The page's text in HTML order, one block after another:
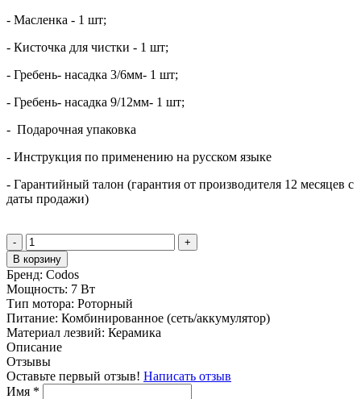
- Масленка - 1 шт;
- Кисточка для чистки - 1 шт;
- Гребень- насадка 3/6мм- 1 шт;
- Гребень- насадка 9/12мм- 1 шт;
- Подарочная упаковка
- Инструкция по применению на русском языке
- Гарантийный талон (гарантия от производителя 12 месяцев с
даты продажи)
-
+
В корзину
Бренд: Codos
Мощность: 7 Вт
Тип мотора: Роторный
Питание: Комбинированное (сеть/аккумулятор)
Материал лезвий: Керамика
Описание
Отзывы
Оставьте первый отзыв! Написать отзыв
Имя *